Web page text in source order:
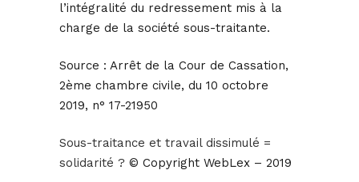
l’intégralité du redressement mis à la
charge de la société sous-traitante.
Source : Arrêt de la Cour de Cassation,
2ème chambre civile, du 10 octobre
2019, n° 17-21950
Sous-traitance et travail dissimulé =
solidarité ? © Copyright WebLex – 2019